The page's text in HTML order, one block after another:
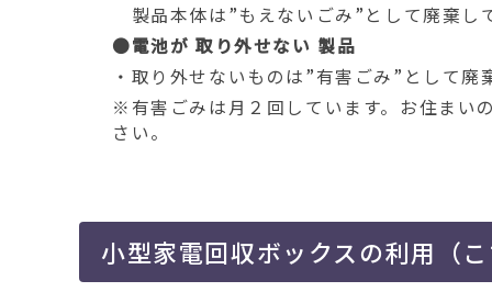
製品本体は”もえないごみ”として廃棄し
●電池が 取り外せない 製品
・取り外せないものは”有害ごみ”として廃
※有害ごみは月２回しています。お住まい
さい。
小型家電回収ボックスの利用（